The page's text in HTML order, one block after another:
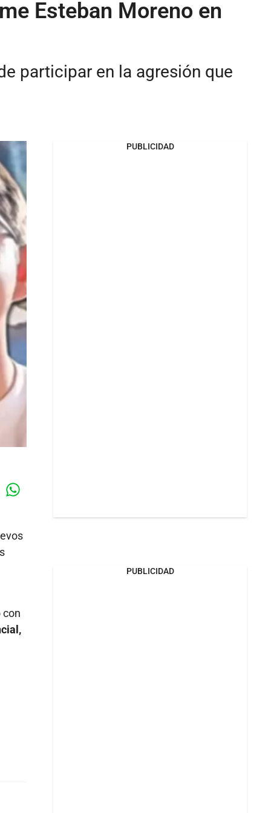
Esteban Moreno en
participar en la agresión que
con
PUBLICIDAD
PUBLICIDAD